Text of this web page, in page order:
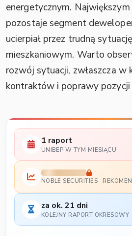
energetycznym.
pozostaje segment
ucierpiał przez trudną
mieszkaniowym. Warto
rozwój sytuacji, zwłaszcza w
kontraktów i poprawy
1 raport
UNIBEP W TYM MIESIĄCU
NOBLE SECURITIES ·
za ok. 21 dni
KOLEJNY RAPORT OKRESOWY